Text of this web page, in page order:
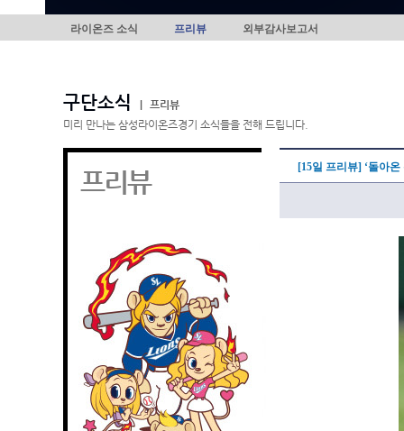
라이온즈 소식 프리뷰 외부감사보고서
구단소식
프리뷰
미리 만나는 삼성라이온즈경기 소식들을 전해 드립니다.
프리뷰 [15일 프리뷰] ‘돌아